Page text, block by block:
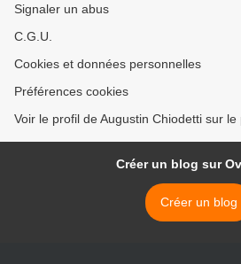
Signaler un abus
C.G.U.
Cookies et données personnelles
Préférences cookies
Voir le profil de Augustin Chiodetti sur
Créer un blog sur
Créer un blog